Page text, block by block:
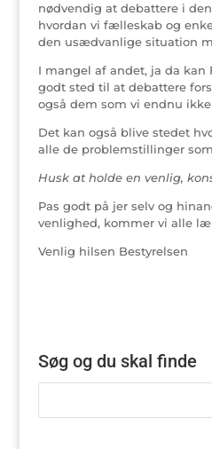
nødvendig at debattere i
hvordan vi fælleskab og
den usædvanlige situation
I mangel af andet, ja da kan
godt sted til at debattere
også dem som vi endnu
Det kan også blive stedet
alle de problemstillinger
Husk at holde en venlig,
Pas godt på jer selv og
venlighed, kommer vi alle
Venlig hilsen Bestyrelsen
Søg og du skal finde